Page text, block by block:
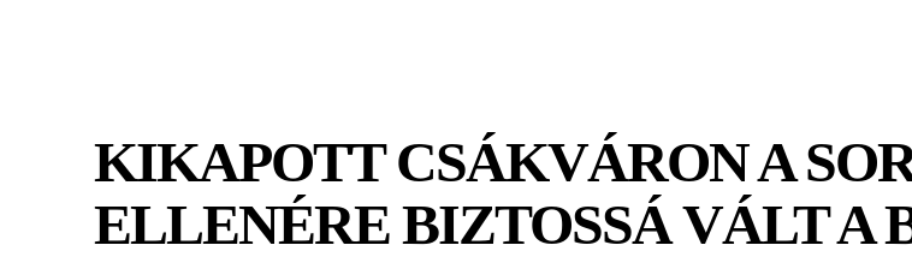
KIKAPOTT CSÁKVÁRON A
ELLENÉRE BIZTOSSÁ VÁLT A